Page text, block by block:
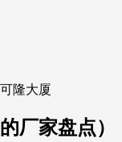
隆大厦
厂家盘点）